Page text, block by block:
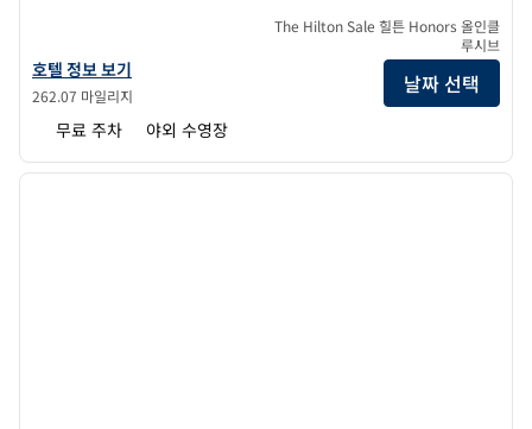
Aulus Chania Resort, 큐리오 컬렉션 바이 힐튼의 호텔 정보 보기
호텔 정보 보기
262.07 마일리지
The Hilton Sale 힐튼 Honors 올인클
루시브
날짜 선택
무료 주차 야외 수영장
1/12
1/12
다음